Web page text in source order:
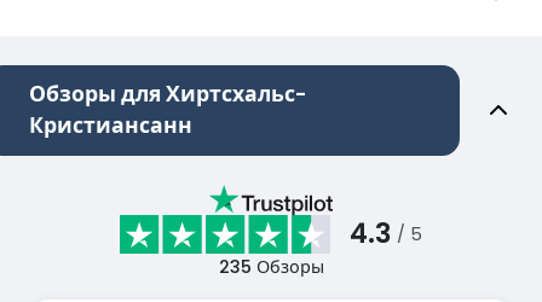
Обзоры для Хиртсхальс-
Кристиансанн
4.3 / 5
235 Обзоры